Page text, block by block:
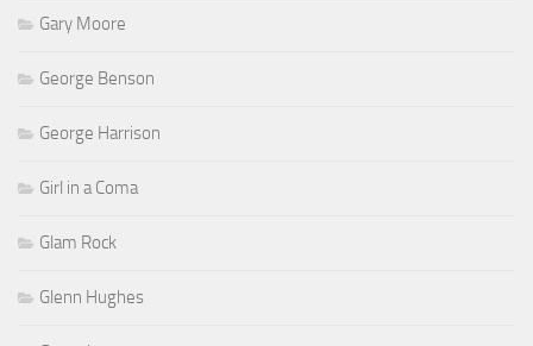
Gary Moore
George Benson
George Harrison
Girl in a Coma
Glam Rock
Glenn Hughes